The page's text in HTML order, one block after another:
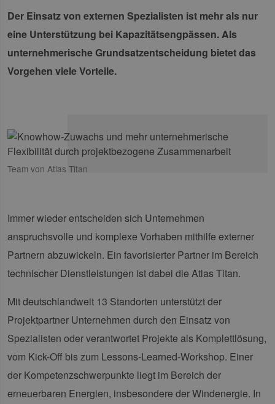
Der Einsatz von externen Spezialisten ist mehr als nur
eine Unterstützung bei Kapazitätsengpässen. Als
unternehmerische Grundsatzentscheidung bietet das
Vorgehen viele Vorteile.
Team von Atlas Titan
Immer wieder entscheiden sich Unternehmen
anspruchsvolle und komplexe Vorhaben mithilfe externer
Partnern abzuwickeln. Ein favorisierter Partner im Bereich
technischer Dienstleistungen ist dabei die Atlas Titan.
Mit deutschlandweit 13 Standorten unterstützt der
Projektpartner Unternehmen durch den Einsatz von
Spezialisten oder verantwortet Projekte als Komplettlösung,
vom Kick-Off bis zum Lessons-Learned-Workshop. Einer
der Kompetenzschwerpunkte liegt im Bereich der
erneuerbaren Energien, insbesondere der Windenergie. In